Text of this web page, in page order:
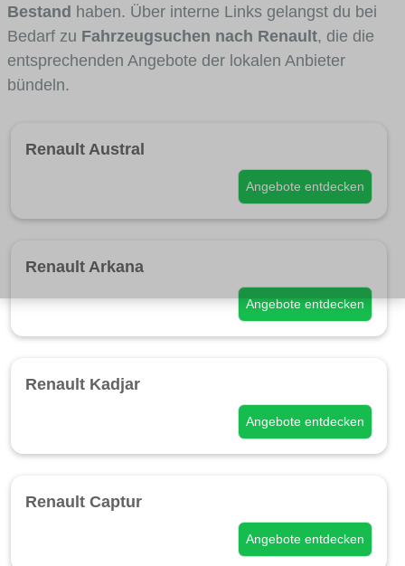
Bestand haben. Über interne Links gelangst du bei
Bedarf zu Fahrzeugsuchen nach Renault, die die
entsprechenden Angebote der lokalen Anbieter
bündeln.
Renault Austral
Angebote entdecken
Renault Arkana
Angebote entdecken
Renault Kadjar
Angebote entdecken
Renault Captur
Angebote entdecken